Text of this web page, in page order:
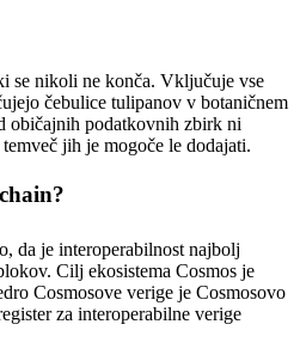
se nikoli ne konča. Vključuje vse
čebulice tulipanov v botaničnem
običajnih podatkovnih zbirk ni
jih je mogoče le dodajati.
da je interoperabilnost najbolj
Cilj ekosistema Cosmos je
Cosmosove verige je Cosmosovo
za interoperabilne verige